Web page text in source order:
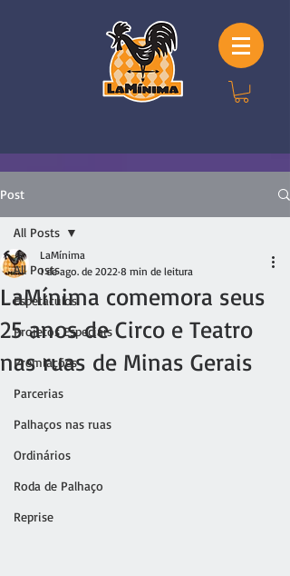
Post
All Posts
Espetáculos
Projetos Especiais
Premiações
Parcerias
Palhaços nas ruas
Ordinários
Roda de Palhaço
Reprise
All Posts
LaMínima comemora seus
25 anos de Circo e Teatro
nas ruas de Minas Gerais
LaMínima
1 de ago. de 2022 8 min de leitura